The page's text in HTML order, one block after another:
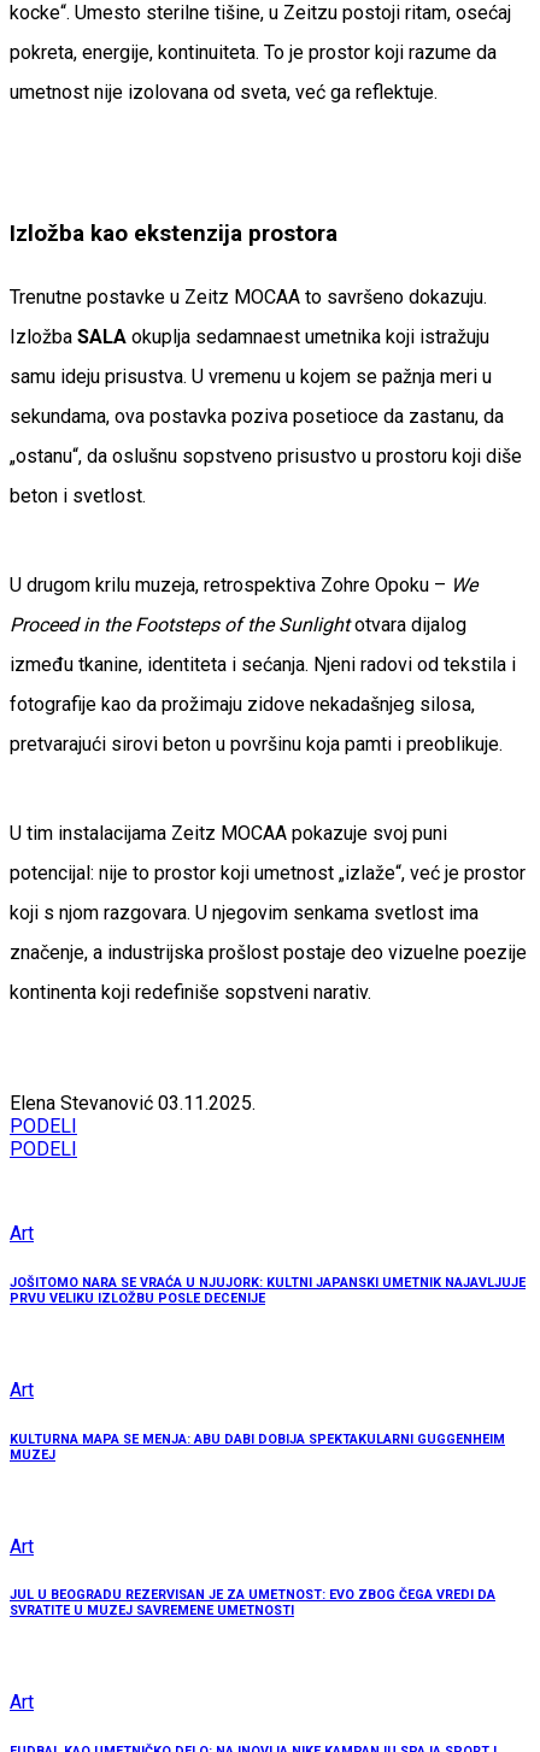
kocke“. Umesto sterilne tišine, u Zeitzu postoji ritam, osećaj
pokreta, energije, kontinuiteta. To je prostor koji razume da
umetnost nije izolovana od sveta, već ga reflektuje.
Izložba kao ekstenzija prostora
Trenutne postavke u Zeitz MOCAA to savršeno dokazuju.
Izložba SALA okuplja sedamnaest umetnika koji istražuju
samu ideju prisustva. U vremenu u kojem se pažnja meri u
sekundama, ova postavka poziva posetioce da zastanu, da
„ostanu“, da oslušnu sopstveno prisustvo u prostoru koji diše
beton i svetlost.
U drugom krilu muzeja, retrospektiva Zohre Opoku – We
Proceed in the Footsteps of the Sunlightotvara dijalog
između tkanine, identiteta i sećanja. Njeni radovi od tekstila i
fotografije kao da prožimaju zidove nekadašnjeg silosa,
pretvarajući sirovi beton u površinu koja pamti i preoblikuje.
U tim instalacijama Zeitz MOCAA pokazuje svoj puni
potencijal: nije to prostor koji umetnost „izlaže“, već je prostor
koji s njom razgovara. U njegovim senkama svetlost ima
značenje, a industrijska prošlost postaje deo vizuelne poezije
kontinenta koji redefiniše sopstveni narativ.
Elena Stevanović 03.11.2025.
PODELI
PODELI
Art
JOŠITOMO NARA SE VRAĆA U NJUJORK: KULTNI JAPANSKI UMETNIK NAJAVLJUJE
PRVU VELIKU IZLOŽBU POSLE DECENIJE
Art
KULTURNA MAPA SE MENJA: ABU DABI DOBIJA SPEKTAKULARNI GUGGENHEIM
MUZEJ
Art
JUL U BEOGRADU REZERVISAN JE ZA UMETNOST: EVO ZBOG ČEGA VREDI DA
SVRATITE U MUZEJ SAVREMENE UMETNOSTI
Art